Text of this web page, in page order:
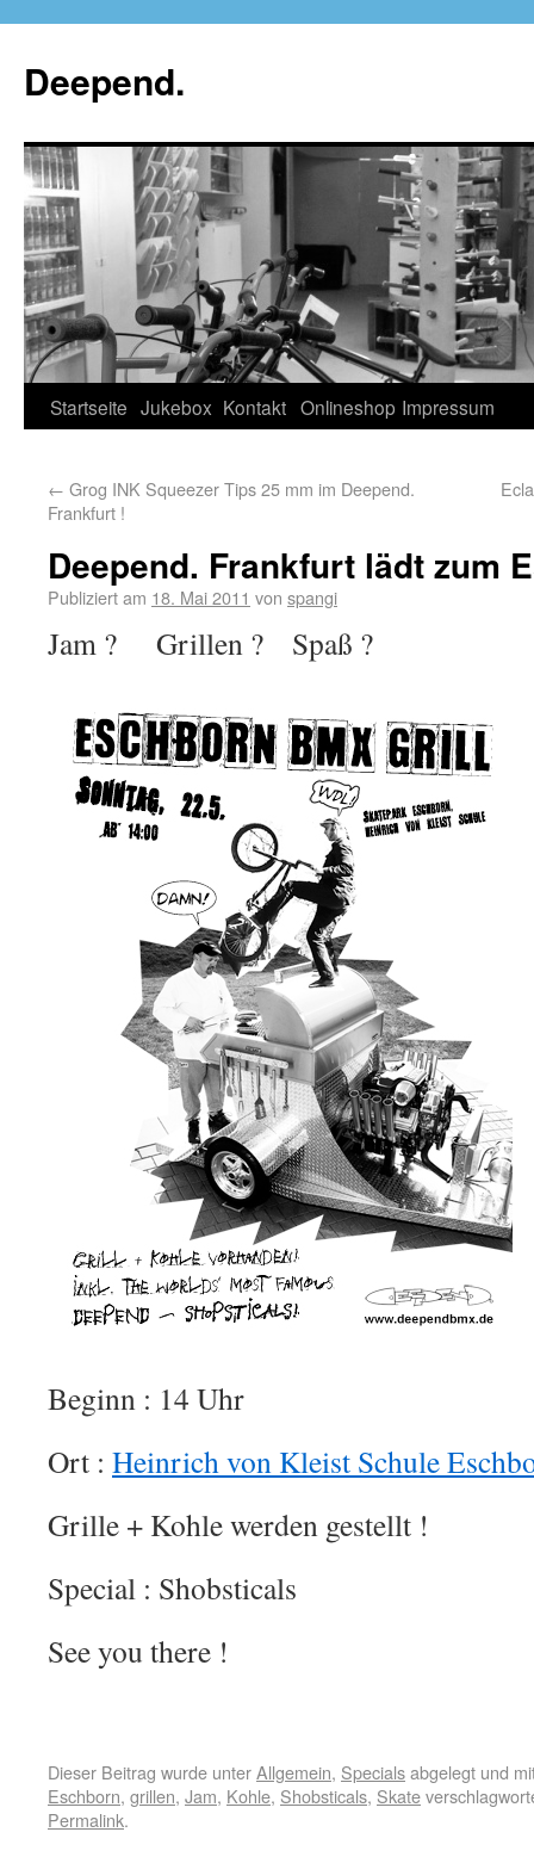
Deepend.
Startseite Jukebox Kontakt Onlineshop Impressum
← Grog INK Squeezer Tips 25 mm im Deepend.
Frankfurt !
Deepend. Frankfurt lädt zum
Publiziert am 18. Mai 2011 von spangi
Jam ? Grillen ? Spaß ?
Beginn : 14 Uhr
Ort : Heinrich von Kleist Schule
Grille + Kohle werden gestellt !
Special : Shobsticals
See you there !
Dieser Beitrag wurde unterAllgemein, Specialsabgelegt und
Eschborn, grillen, Jam, Kohle, Shobsticals, Skate
Permalink.